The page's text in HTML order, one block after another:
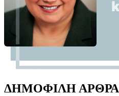
ΔΗΜΟΦΙΛΗ ΑΡΘΡΑ